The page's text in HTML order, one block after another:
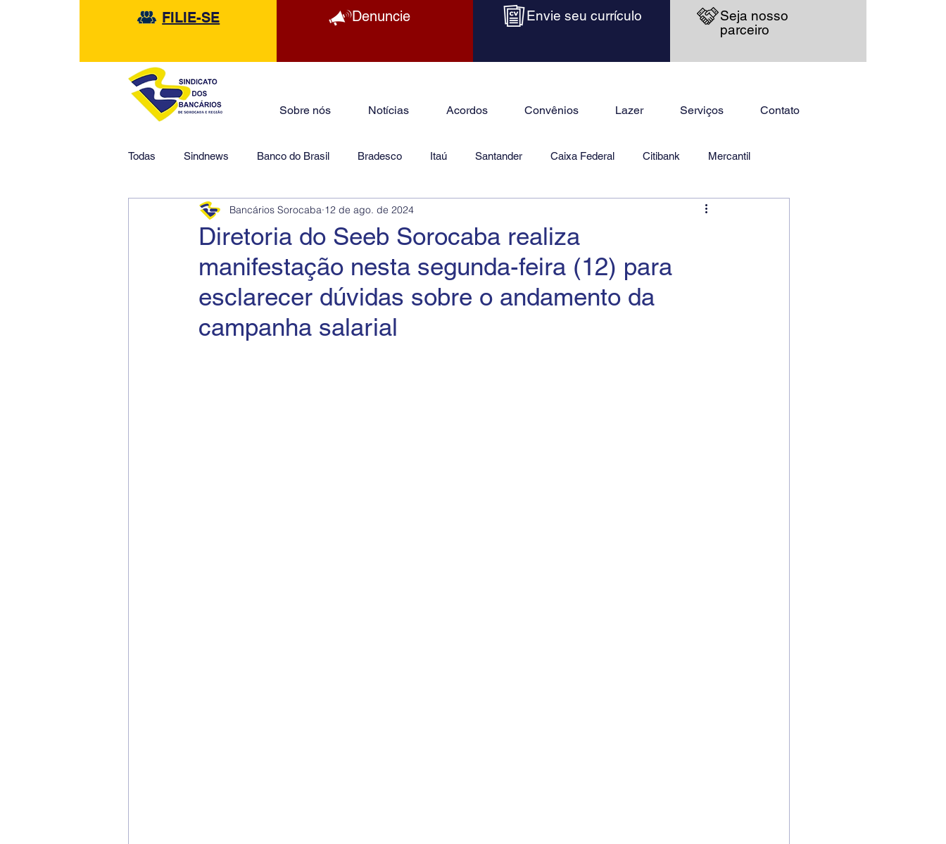
FILIE-SE Denuncie Envie seu currículo
Seja nosso
parceiro
Sobre nós Notícias Acordos Convênios Lazer Serviços Contato
Todas Sindnews Banco do Brasil Bradesco Itaú Santander Caixa Federal Citibank Mercantil
HSBC Financeiras Jurídico
Diretoria do Seeb Sorocaba realiza
manifestação nesta segunda-feira (12) para
esclarecer dúvidas sobre o andamento da
campanha salarial
Bancários Sorocaba 12 de ago. de 2024